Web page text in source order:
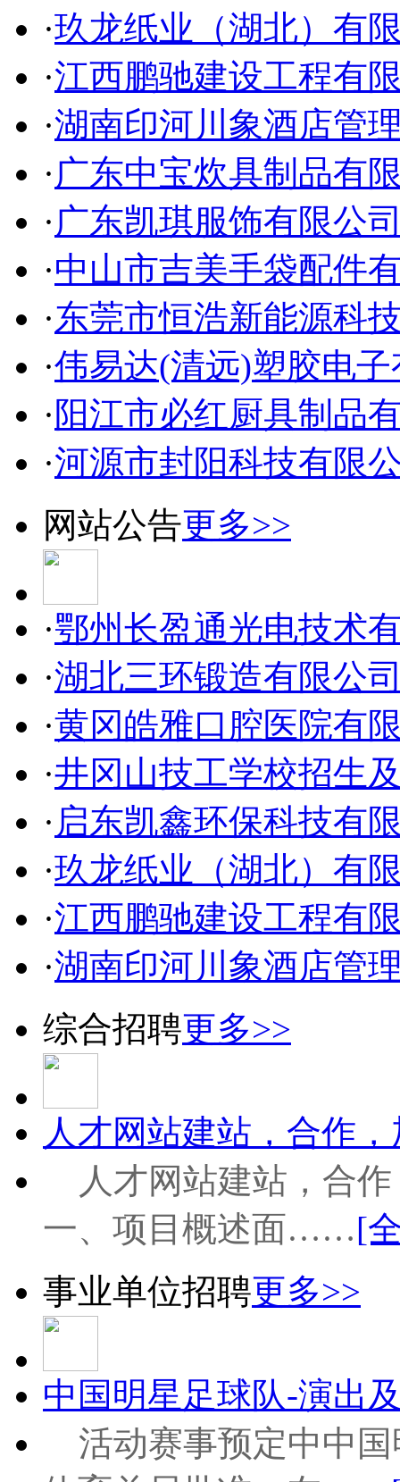
·玖龙纸业（湖北）有
·江西鹏驰建设工程有
·湖南印河川象酒店管
·广东中宝炊具制品有
·广东凯琪服饰有限公
·中山市吉美手袋配件
·东莞市恒浩新能源科
·伟易达(清远)塑胶电
· 阳江市必红厨具制品
·河源市封阳科技有限
网站公告更多>>
·鄂州长盈通光电技术
·湖北三环锻造有限公
·黄冈皓雅口腔医院有
·井冈山技工学校招生
· 启东凯鑫环保科技有
·玖龙纸业（湖北）有
·江西鹏驰建设工程有
·湖南印河川象酒店管
综合招聘更多>>
人才网站建站，合作
人才网站建站，合
一、项目概述面……[
事业单位招聘更多>>
中国明星足球队-演出
活动赛事预定中中